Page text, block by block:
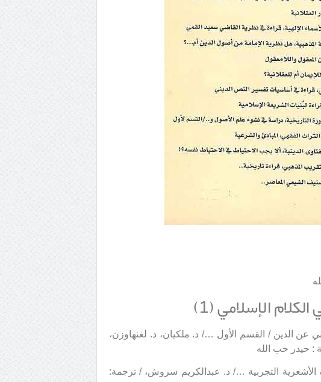
الإسلامي (1)
عن الدين / القسم الأول …/ د. ملكيان، د. لغنهاوزن،
: حيدر حب الله
الأشعرية التجربية …/ د. عبدالكريم سروش، / ترجمة: